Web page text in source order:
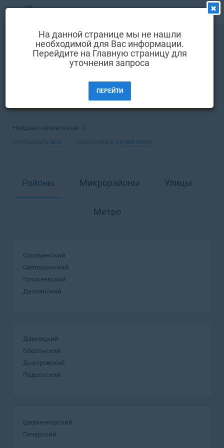
Выбрать язык
Вход и регистрация
Комментарии к объявления
Как добавить объявление
Аренда Комната
ФИЛЬТРЫ (1)
Найдено объявлений: 0
все по рейтингу
Районы Микрорайоны Улицы
Метро
Соломенский
Святошинский
Голосеевский
Деснянский
Дарницкий
Оболонский
Днепровский
Подольский
Шевченковский
Печерский
На данной странице мы не нашли
необходимой для Вас информации.
Перейдите на Главную страницу для
уточнения запроса
ПЕРЕЙТИ